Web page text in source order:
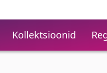
Kollektsioonid